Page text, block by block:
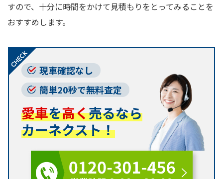
すので、十分に時間をかけて見積もりをとってみることを
おすすめします。
現車確認なし
簡単20秒で無料査定
愛車を高く売るなら
カーネクスト！